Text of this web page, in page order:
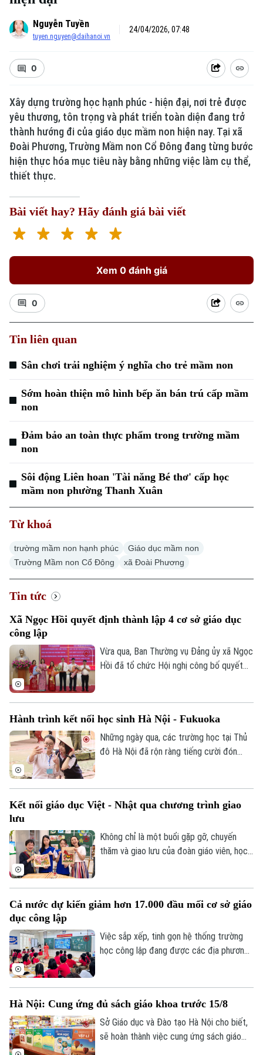
Xu hướng
Chuyên mục
Thời sự
Hà Nội
Chính trị
Hà Nội
Nhịp sống Hà Nội
Nguyễn Tuyền
tuyen.nguyen@daihanoi.vn
24/04/2026, 07:48
0
Xây dựng trường học hạnh phúc - hiện đại, nơi trẻ được
yêu thương, tôn trọng và phát triển toàn diện đang trở
thành hướng đi của giáo dục mầm non hiện nay. Tại xã
Đoài Phương, Trường Mầm non Cổ Đông đang từng bước
hiện thực hóa mục tiêu này bằng những việc làm cụ thể,
thiết thực.
Bài viết hay? Hãy đánh giá bài viết
Xem 0 đánh giá
0
Tin liên quan
Sân chơi trải nghiệm ý nghĩa cho trẻ mầm non
Sớm hoàn thiện mô hình bếp ăn bán trú cấp mầm
non
Đảm bảo an toàn thực phẩm trong trường mầm
non
Sôi động Liên hoan 'Tài năng Bé thơ' cấp học
mầm non phường Thanh Xuân
Từ khoá
trường mầm non hạnh phúc
Giáo dục mầm non
Trường Mầm non Cổ Đông
xã Đoài Phương
Tin tức
Xã Ngọc Hồi quyết định thành lập 4 cơ sở giáo dục
công lập
Vừa qua, Ban Thường vụ Đảng ủy xã Ngọc
Hồi đã tổ chức Hội nghị công bố quyết
các trường học thuộc thẩm quyền trên
địa bàn xã.
Hành trình kết nối học sinh Hà Nội - Fukuoka
Những ngày qua, các trường học tại Thủ
đô Hà Nội đã rộn ràng tiếng cười đón
tình bạn xuyên biên giới được mở ra đã
nghị Hà Nội - Fukuoka.
Kết nối giáo dục Việt - Nhật qua chương trình giao
lưu
Không chỉ là một buổi gặp gỡ, chuyến
thăm và giao lưu của đoàn giáo viên, học
dục và cùng vun đắp tình hữu nghị từ
trường học đường.
Cả nước dự kiến giảm hơn 17.000 đầu mối cơ sở giáo
dục công lập
Việc sắp xếp, tinh gọn hệ thống trường
học công lập đang được các địa phương
hơn 17.000 đầu mối cơ sở giáo dục công
lập, song vẫn bảo đảm quyền học tập của
học sinh, đặc biệt ở vùng khó khăn.
Hà Nội: Cung ứng đủ sách giáo khoa trước 15/8
Sở Giáo dục và Đào tạo Hà Nội cho biết,
sẽ hoàn thành việc cung ứng sách giáo